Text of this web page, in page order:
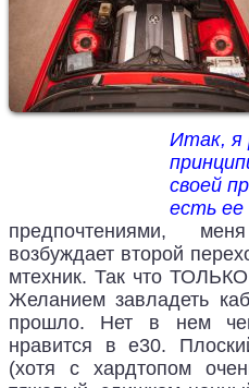
Итак, я
своей
есть ее
предпочтениями,
возбуждает второй
мтехник. Так что
Желанием завладеть
прошло. Нет в нем
нравится в е30.
(хотя с хардтопом